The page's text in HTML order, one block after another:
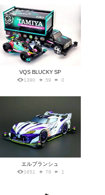
VQS BLUCKY SP
1390 59 0
エルブランシュ
1651 79 1